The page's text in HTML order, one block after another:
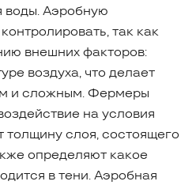
воды. Аэробную
так как
внешних факторов:
воздуха, что делает
и сложным. Фермеры
на условия
толщину слоя, состоящего
определяют какое
в тени. Аэробная